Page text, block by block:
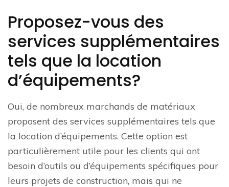
Proposez-vous des
services supplémentaires
tels que la location
d’équipements?
Oui, de nombreux marchands de matériaux
proposent des services supplémentaires tels que
la location d’équipements. Cette option est
particulièrement utile pour les clients qui ont
besoin d’outils ou d’équipements spécifiques pour
leurs projets de construction, mais qui ne